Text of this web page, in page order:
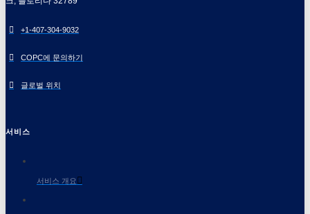
+1-407-304-9032
COPC에 문의하기
글로벌 위치
서비스
서비스 개요